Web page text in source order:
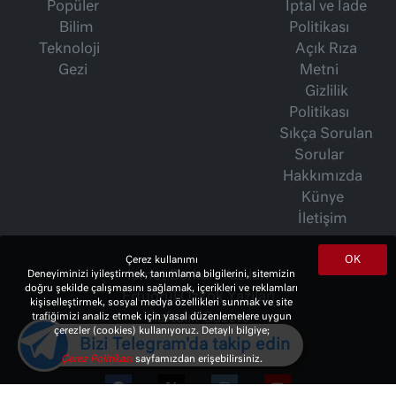
Popüler
Bilim
Teknoloji
Gezi
İptal ve İade
Politikası
Açık Rıza
Metni
Gizlilik
Politikası
Sıkça Sorulan
Sorular
Hakkımızda
Künye
İletişim
İsmet Berkan Yazıları
Ertuğrul Özkök Yazıları
Haftalık Gazete
OK
Çerez kullanımı
Deneyiminizi iyileştirmek, tanımlama bilgilerini, sitemizin
doğru şekilde çalışmasını sağlamak, içerikleri ve reklamları
kişiselleştirmek, sosyal medya özellikleri sunmak ve site
trafiğimizi analiz etmek için yasal düzenlemelere uygun
çerezler (cookies) kullanıyoruz. Detaylı bilgiye;
Çerez Politikasısayfamızdan erişebilirsiniz.
Bizi Telegram'da takip edin